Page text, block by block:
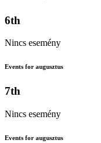
6th
Nincs esemény
Events for augusztus
7th
Nincs esemény
Events for augusztus